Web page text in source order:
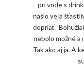
pri vode s
našlo veľa
dopriať.
nebolo možné a
Tak ako aj ja. A